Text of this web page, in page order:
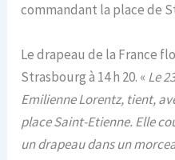
commandant la place de
Le drapeau de la France
Strasbourg à 14 h 20. « Le
Emilienne Lorentz, tient,
place Saint-Etienne. Elle
un drapeau dans un